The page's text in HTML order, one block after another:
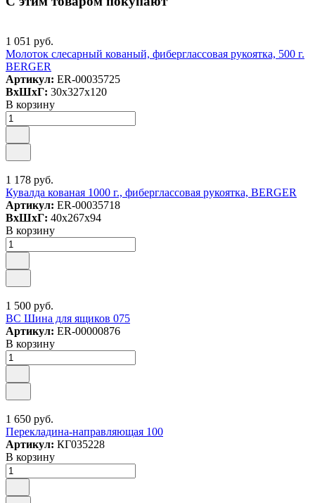
1 051 руб.
Молоток слесарный кованый, фиберглассовая рукоятка, 500 г.
BERGER
Артикул: ER-00035725
ВxШxГ: 30x327x120
В корзину
1 178 руб.
Кувалда кованая 1000 г., фиберглассовая рукоятка, BERGER
Артикул: ER-00035718
ВxШxГ: 40x267x94
В корзину
1 500 руб.
ВС Шина для ящиков 075
Артикул: ER-00000876
В корзину
1 650 руб.
Перекладина-направляющая 100
Артикул: КГ035228
В корзину